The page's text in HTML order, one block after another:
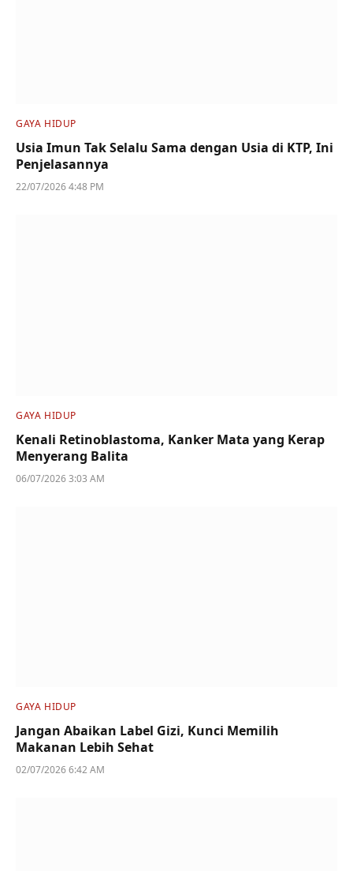
GAYA HIDUP
Usia Imun Tak Selalu Sama dengan Usia di KTP, Ini
Penjelasannya
22/07/2026 4:48 PM
GAYA HIDUP
Kenali Retinoblastoma, Kanker Mata yang Kerap
Menyerang Balita
06/07/2026 3:03 AM
GAYA HIDUP
Jangan Abaikan Label Gizi, Kunci Memilih
Makanan Lebih Sehat
02/07/2026 6:42 AM